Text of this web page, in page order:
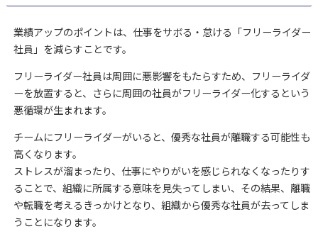
業績アップのポイントは、仕事をサボる・怠ける「フリーライダー
社員」を減らすことです。
フリーライダー社員は周囲に悪影響をもたらすため、フリーライダ
ーを放置すると、さらに周囲の社員がフリーライダー化するという
悪循環が生まれます。
チームにフリーライダーがいると、優秀な社員が離職する可能性も
高くなります。
ストレスが溜まったり、仕事にやりがいを感じられなくなったりす
ることで、組織に所属する意味を見失ってしまい、その結果、離職
や転職を考えるきっかけとなり、組織から優秀な社員が去ってしま
うことになります。